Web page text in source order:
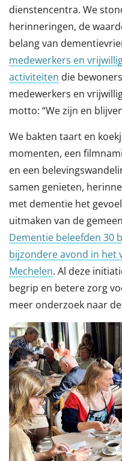
dienstencentra. We
herinneringen, de
belang van
medewerkers en
activiteiten die
medewerkers en
motto: “We zijn en
We bakten taart en
momenten, een
en een
samen genieten,
met dementie het
uitmaken van de
Dementie beleefden 30
bijzondere avond in het
Mechelen. Al deze
begrip en betere zorg
meer onderzoek naar